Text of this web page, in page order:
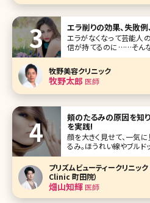
エラ削りの効果、失敗
エラがなくなって芸能人
信が持てるのに……そんな
エラが張っているとそれ
削りたいけれど、骨に手
いでしょう。今回はそんな方
牧野美容クリニック
牧野太郎 医師
頬のたるみの原因を知
を実践!
顔を大きく見せて、一気
るみ。ほうれい線やブルド
ンの原因にもなり、頬が
て見られてしまうこともあ
な原因ですが、実はそれ
があります。ここでは頬が
プリズムビューティークリニッ
Clinic 町田院）
畑山知輝医師